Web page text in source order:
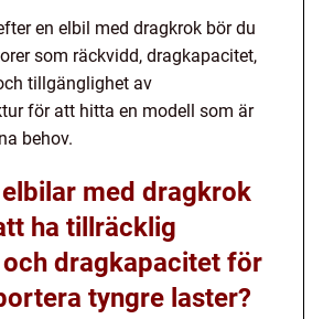
en elbil med dragkrok bör du
som räckvidd, dragkapacitet,
tillgänglighet av
för att hitta en modell som är
behov.
med dragkrok
ha tillräcklig
dragkapacitet för
tyngre laster?